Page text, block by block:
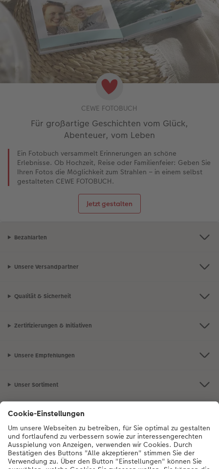
CEWE FOTOBUCH
Für großartige Geschichten vom Glück,
Abenteuer, vom Leben
Ein Fotobuch versammelt Erinnerungen an schöne
Erlebnisse. Ob Hochzeit, Reise oder Familienfeier: Geben Sie
Ihren Fotos die Möglichkeit zum Strahlen – in einem selbst
gestalteten CEWE FOTOBUCH.
Jetzt gestalten
Bezahlarten
Unsere Versandpartner
Qualität & Sicherheit
Zertifizierungen & Initiativen
Unsere Empfehlungen
Unser Sortiment
Service
Mehr zum CEWE Fotoservice